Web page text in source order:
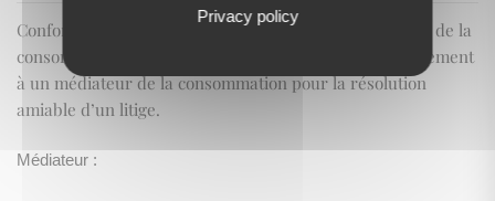
Conformément aux articles L.611-1 et suivants du Code de la
consommation, le consommateur peut recourir gratuitement
à un médiateur de la consommation pour la résolution
amiable d’un litige.
Médiateur :
Privacy policy